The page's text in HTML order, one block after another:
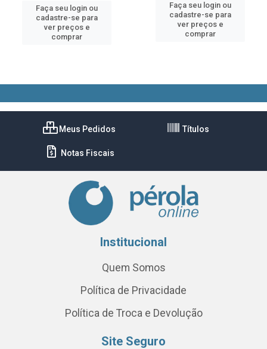
Faça seu login ou
cadastre-se para
ver preços e
comprar
Faça seu login ou
cadastre-se para
ver preços e
comprar
Meus Pedidos Títulos
Notas Fiscais
Institucional
Quem Somos
Política de Privacidade
Política de Troca e Devolução
Site Seguro